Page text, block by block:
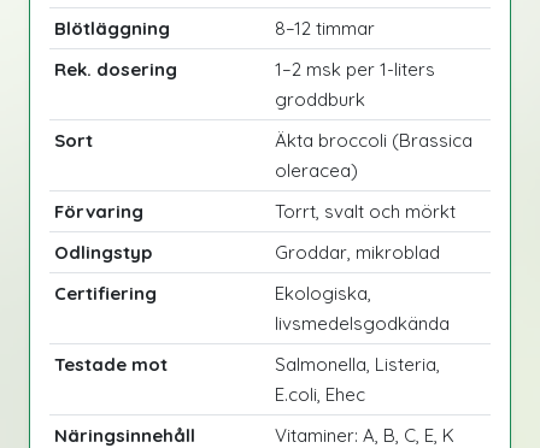
Blötläggning
8–12 timmar
Rek. dosering
1–2 msk per 1-liters
groddburk
Sort
Äkta broccoli (Brassica
oleracea)
Förvaring
Torrt, svalt och mörkt
Odlingstyp
Groddar, mikroblad
Certifiering
Ekologiska,
livsmedelsgodkända
Testade mot
Salmonella, Listeria,
E.coli, Ehec
Näringsinnehåll
Vitaminer: A, B, C, E, K